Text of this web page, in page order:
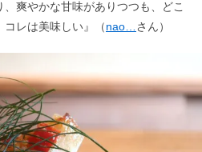
爽やかな甘味がありつつも、どこ
レは美味しい』（nao… さん）